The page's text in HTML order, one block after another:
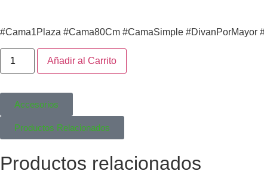
#Cama1Plaza #Cama80Cm #CamaSimple #DivanPorMayor
Añadir al Carrito
Accesorios
Productos Relacionados
Productos relacionados